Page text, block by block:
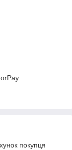
покупця